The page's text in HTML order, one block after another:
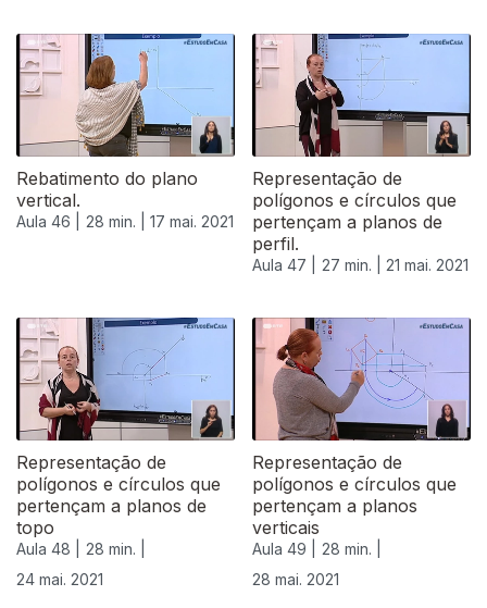
Rebatimento do plano
vertical.
Aula 46 | 28 min. | 17 mai. 2021
Representação de
polígonos e círculos que
pertençam a planos de
perfil.
Aula 47 | 27 min. | 21 mai. 2021
Representação de
polígonos e círculos que
pertençam a planos de
topo
Aula 48 |
28 min. |
24 mai. 2021
Representação de
polígonos e círculos que
pertençam a planos
verticais
Aula 49 |
28 min. |
28 mai. 2021